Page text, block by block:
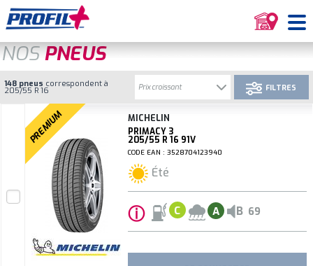
NOSPNEUS
148 pneus correspondent à
205/55 R 16 FILTRES
PREMIUM
MICHELIN
PRIMACY 3
205/55 R 16 91V
CODE EAN : 3528704123940
Été
ⓘ C A B 69